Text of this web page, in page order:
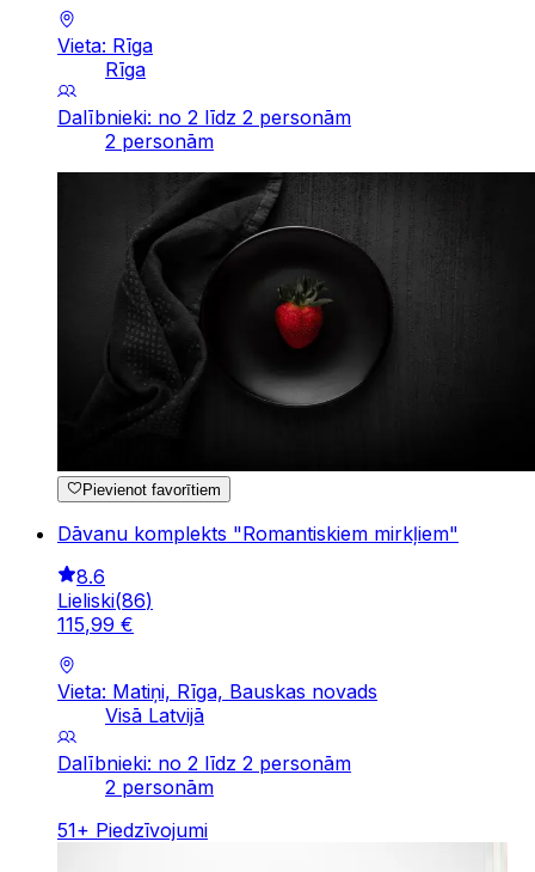
Vieta: Rīga
Rīga
Dalībnieki: no 2 līdz 2 personām
2 personām
Pievienot favorītiem
Dāvanu komplekts "Romantiskiem mirkļiem"
8.6
Lieliski(86)
115,99 €
Vieta: Matiņi, Rīga, Bauskas novads
Visā Latvijā
Dalībnieki: no 2 līdz 2 personām
2 personām
51+ Piedzīvojumi